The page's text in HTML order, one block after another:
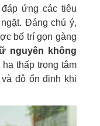
ứng các tiêu
Đáng chú ý,
bố trí gọn gàng
nguyên không
thấp trọng tâm
độ ổn định khi